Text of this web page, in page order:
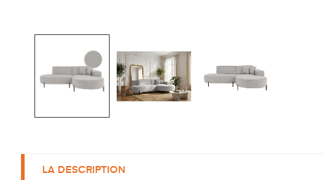
LA DESCRIPTION